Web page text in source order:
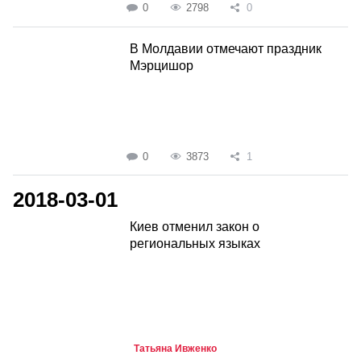
0 2798 0
В Молдавии отмечают праздник
Мэрцишор
0 3873 1
2018-03-01
Киев отменил закон о
региональных языках
Татьяна Ивженко